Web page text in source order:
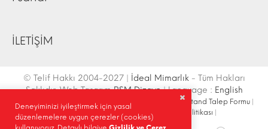
İLETİŞİM
© Telif Hakkı 2004-2027 | İdeal Mimarlık- Tüm Hakları
Saklıdır. Web TasarımRSM Dizayn| Language : English
İletişim Bilgileri | Ulaşım Krokisi Site Haritası Fuar Stand Talep Formu|
Site İçi Arama
|Sosyal Medya Gizlilik Politikası
Deneyiminizi iyileştirmek için yasal
düzenlemelere uygun çerezler (cookies)